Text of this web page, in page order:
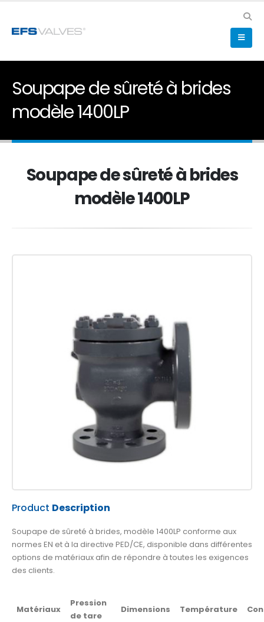
Soupape de sûreté à brides
modèle 1400LP
Soupape de sûreté à brides
modèle 1400LP
Product Description
Soupape de sûreté à brides, modèle 1400LP conforme aux
normes EN et à la directive PED/CE, disponible dans différentes
options de matériaux afin de répondre à toutes les exigences
des clients.
Matériaux
Pression
de tare
Dimensions Température